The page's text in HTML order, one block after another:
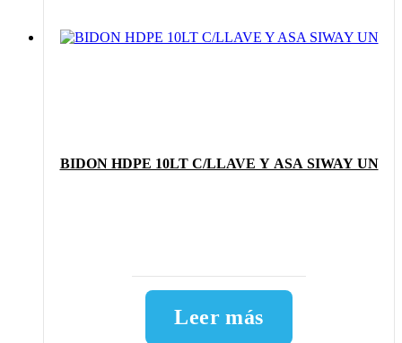
BIDON HDPE 10LT C/LLAVE Y ASA SIWAY UN
Leer más